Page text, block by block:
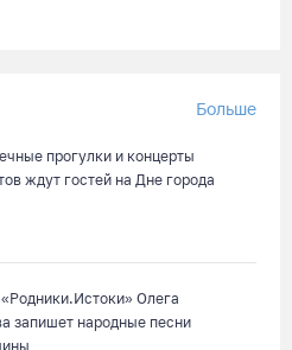
Больше
прогулки и концерты
ждут гостей на Дне города
Олега
запишет народные песни